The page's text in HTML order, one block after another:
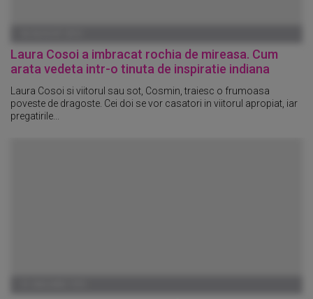
Laura Cosoi a imbracat rochia de mireasa. Cum
arata vedeta intr-o tinuta de inspiratie indiana
Laura Cosoi si viitorul sau sot, Cosmin, traiesc o frumoasa
poveste de dragoste. Cei doi se vor casatori in viitorul apropiat, iar
pregatirile...